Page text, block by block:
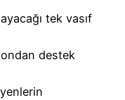
tek vasıf
ondan destek